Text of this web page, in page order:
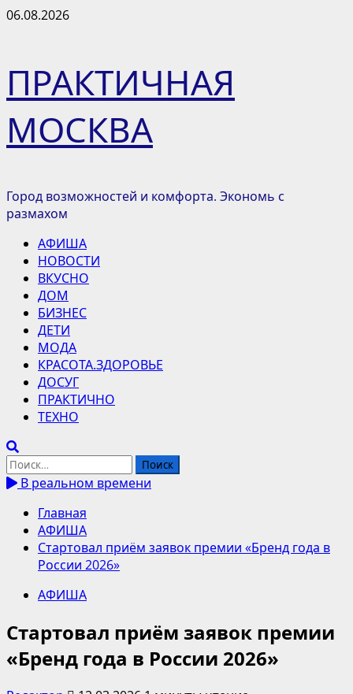
Перейти
06.08.2026
ПРАКТИЧНАЯ
МОСКВА
Город возможностей и комфорта. Экономь с
размахом
Основное
меню
АФИША
НОВОСТИ
ВКУСНО
ДОМ
БИЗНЕС
ДЕТИ
МОДА
КРАСОТА.ЗДОРОВЬЕ
ДОСУГ
ПРАКТИЧНО
ТЕХНО
Найти:
В реальном времени
Главная
АФИША
Стартовал приём заявок премии «Бренд года в
России 2026»
АФИША
Стартовал приём заявок премии
«Бренд года в России 2026»